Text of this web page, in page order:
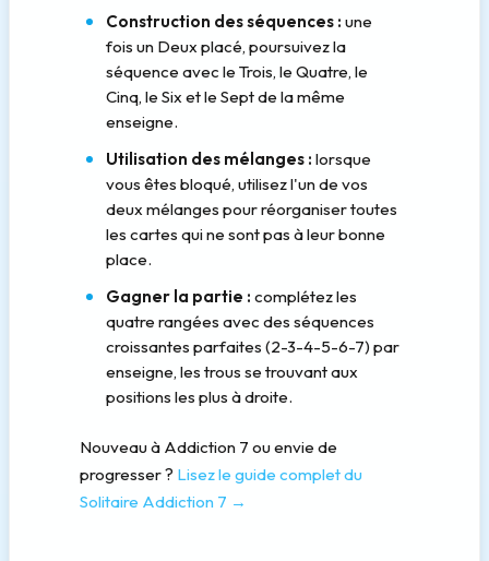
Construction des séquences : une
fois un Deux placé, poursuivez la
séquence avec le Trois, le Quatre, le
Cinq, le Six et le Sept de la même
enseigne.
Utilisation des mélanges : lorsque
vous êtes bloqué, utilisez l'un de vos
deux mélanges pour réorganiser toutes
les cartes qui ne sont pas à leur bonne
place.
Gagner la partie : complétez les
quatre rangées avec des séquences
croissantes parfaites (2-3-4-5-6-7) par
enseigne, les trous se trouvant aux
positions les plus à droite.
Nouveau à Addiction 7 ou envie de
progresser ? Lisez le guide complet du
Solitaire Addiction 7 →